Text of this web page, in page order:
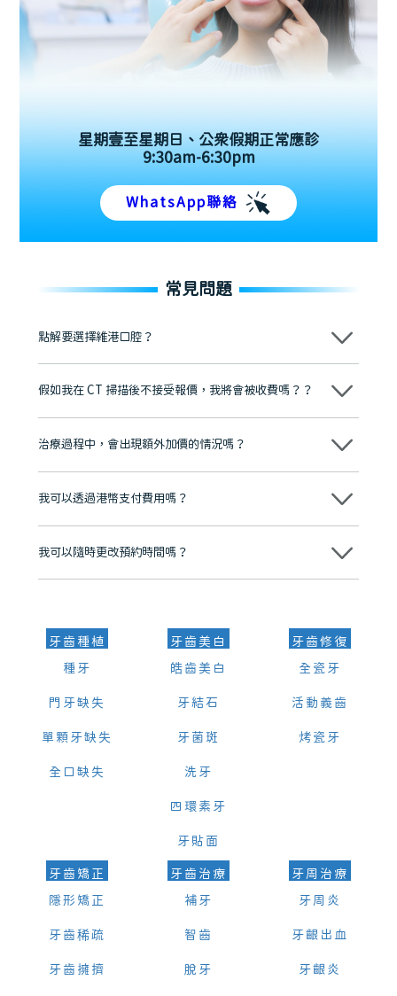
星期壹至星期日、公眾假期正常應診
9:30am-6:30pm
WhatsApp聯絡
常見問題
點解要選擇維港口腔？
維港口腔踐行「醫道濟世」的大學校訓，各分院匯聚來自香港、內地的
牌」、「2025香港企業領袖品牌」，是諾貝爾種植系統全球放心植牙中
至今已服務超過三十個國家和地區的顧客，受到粵港澳大灣區及周邊城
市市民極高的口碑評價及信任推薦 珠海、深圳設有八大分院，香港亦設
有咨詢及服務保障中心，有任何問題都可以隨時預約免費咨詢，讓人十
假如我在 CT 掃描後不接受報價，我將會被收費嗎？？
不會！只要未開始實際服務之前，你不會被收取任何費用。
治療過程中，會出現額外加價的情況嗎？
不會，治療前我們會詳細說明治療方案及對應的價錢，顧客同意並簽字
我可以透過港幣支付費用嗎？
可以。維港口腔會按照當日匯率轉算收取費用，而匯率會及時告知客人
我可以隨時更改預約時間嗎？
可以，請盡早通過wechat或whatsapp聯絡我們，告知我們你原本預約
牙齒種植
種牙
門牙缺失
單顆牙缺失
全口缺失
牙齒美白
皓齒美白
牙結石
牙菌斑
洗牙
四環素牙
牙貼面
牙齒修復
全瓷牙
活動義齒
烤瓷牙
牙齒矯正
隱形矯正
牙齒稀疏
牙齒擁擠
牙齒治療
補牙
智齒
脫牙
牙周治療
牙周炎
牙齦出血
牙齦炎